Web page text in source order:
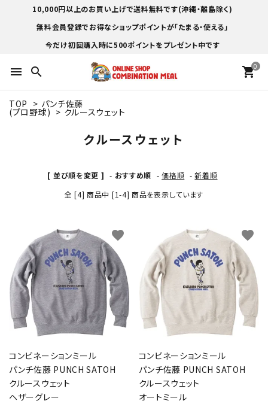
10,000円以上のお買い上げで送料無料です(沖縄・離島除く)
無料会員登録でお得なショップポイントが「たまる・使える」
今だけ初回購入時に500ポイントをプレゼント中です
menu search 0
shopping_cart
TOP > パンチ佐藤
(プロ野球) > クルースウェット
クルースウェット
[ 並び順を変更 ] - おすすめ順 -価格順 -新着順
全 [4] 商品中 [1-4] 商品を表示しています
コンビネーションミール
パンチ佐藤 PUNCH SATOH
クルースウェット
ヘザーグレー
favorite
コンビネーションミール
パンチ佐藤 PUNCH SATOH
クルースウェット
オートミール
favorite